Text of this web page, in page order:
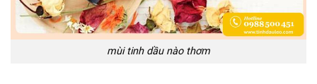
mùi tinh dầu nào thơm